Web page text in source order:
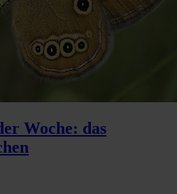
Woche: das